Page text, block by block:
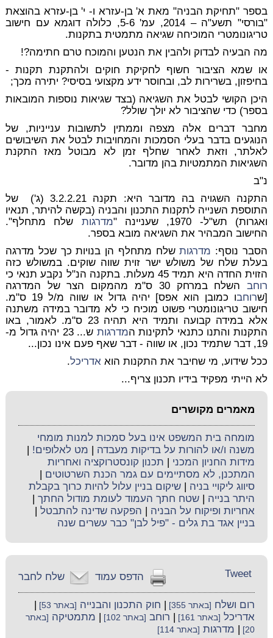
בספר "תחיקת הבניה" מאת א' בן-עזרא ו- י' בן-עזרא בהוצאת
"בורסי" תשע"ה – 2014, עמ' 5-6, כלולה דוגמא עם חישוב
טריגונומטרי המוכיחה שגיאה מתמטית בתקנות.
מה הבעיה לבדוק ולהבין את הנטען והמוכח טרם חתימה?!
או שמא הציבור חשוף לחקיקת חוקים ולהתקנת תקנות -
בחיפזון, בשרירות לב, ובחוסר ידע מקצועי בסיסי? יתירה מכך;
היכן הקושי לבטל את השגיאה (בצד שגיאות נוספות המובאות
בספר) כדי שהציבור לא יולך שולל?
מחבר דברים אלה מצפה וממתין לתשובות ענייניות, של
הנוגעים בדבר בעלי הסמכות והמחויבות לבטל את השיבושים
לאלתר, וזאת לאחר שחלף זמן לא מבוטל מאז התקנת
השגיאות המתמטיות בהן מדובר.
נ"ב
התקנה השגויה בה מדובר היא: תקנה 3.2.2.21 (ג') של
התוספת השנייה לתקנות התכנון והבניה (בקשה להיתר, תנאיו
ואגרות) תש"ל- 1970, שעניינה "
מדרגות שלח מתחלף".
החישוב המבהיר את השגיאה מובא בספר.
הסבר נוסף: מדרגותשלח מתחלף הן בנויות כך שכל מדרגה
בעלת שלח של משולש ישר זוית שווה שוקים. במשולש כזה
הזוית החדה היא תמיד 45 מעלות. בתקנה הנ"ל נקבע תנאי כי
רוחב
השלח במרחק 30 ס"מ מהמקום הצר של המדרגה
[שרוחב
ו כמובן הוא אפס] יהיה גדול או שווה מ/ל 19 ס"מ.
חישוב טריגונומטרי פשוט מוכיח כי לא מדובר במידה משתנה
אלא במידה קבועה ותמיד היא תהיה 23 ס"מ. לאמור, באו
התקנות והתנו כתנאי לתקינות המדרגות
ש... 23 יהיה גדול מ-
19, דבר שתמיד נכון, או שווה - דבר שאף פעם אינו נכון...
ככל שידוע, מי שחיבר את התקנות הוא אדריכל.
לא הייתי מפקיד בידיו תכנון צריף...
מאמרים מקושרים
מומחה בית המשפט אינו בעל סמכות למנות מומחי
משנה ו/או להורות על בדיקות מעבדה
מט לאלופים!
מידות החניון המכני
תכנון קונסטרוקציה ואחריות
המתכנן, לא מסתיימים עם גמר הכנת השרטוטים
סיווג ליקויי בניה |שיקום בניין עלול להיות כרוך בקבלת
היתר בנייה |שטח חתך העמוד לעומת מודול החתך
אחריות ופיקוח על הבניה
הפקעה שדינה להתבטל
בניין אגד בת גלים - "פיל לבן" כבר עשרים שנה
שלח לחבר הדפס עמוד Tweet
רום ושלח [באתר 355] חוק התכנון והבנייה [באתר 53]
אדריכל [באתר 161] רוחב [באתר 102] מתמטיקה [באתר
20]
מדרגות [באתר 114]